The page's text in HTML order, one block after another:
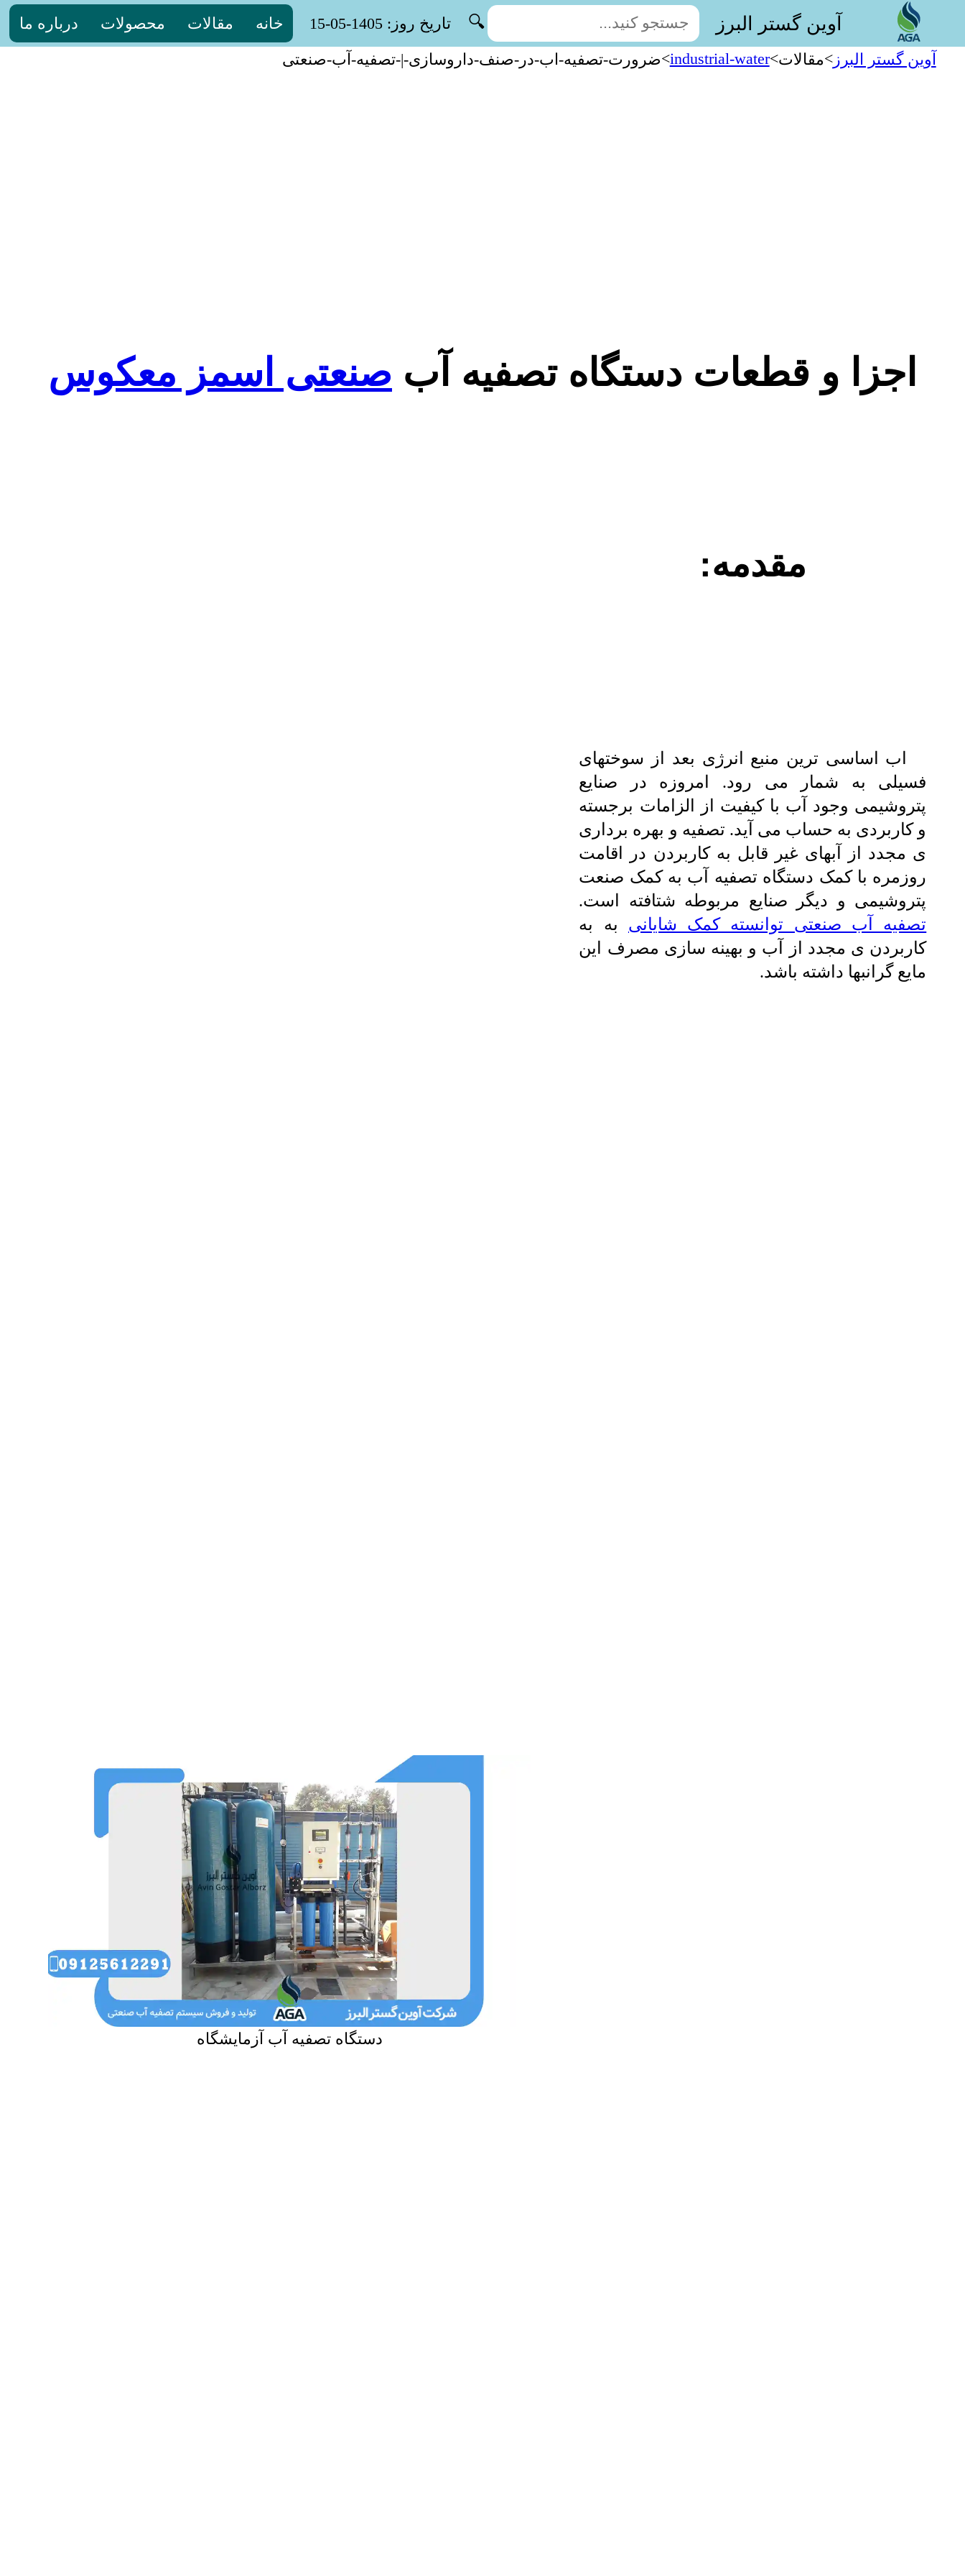
آوین گستر البرز 🔍 تاریخ روز: 1405-05-15 خانه مقالات محصولات درباره ما
اجزا و قطعات دستگاه تصفیه آب صنعتی اسمز معکوس
آوین گستر البرز>مقالات>
industrial-water
>ضرورت-تصفیه-اب-در-صنف-داروسازی-|-تصفیه-آب-صنعتی
مقدمه:
اب اساسی ترین منبع انرژی بعد از سوختهای
فسیلی به شمار می رود. امروزه در صنایع
پتروشیمی وجود آب با کیفیت از الزامات برجسته
و کاربردی به حساب می آید. تصفیه و بهره برداری
ی مجدد از آبهای غیر قابل به کاربردن در اقامت
روزمره با کمک دستگاه تصفیه آب به کمک صنعت
پتروشیمی و دیگر صنایع مربوطه شتافته است.
تصفیه آب صنعتی توانسته کمک شایانی به به
کاربردن ی مجدد از آب و بهینه سازی مصرف این
مایع گرانبها داشته باشد.
دستگاه تصفیه آب آزمایشگاه